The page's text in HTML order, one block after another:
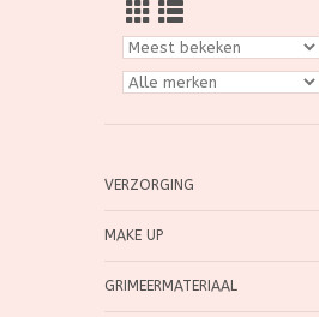
VERZORGING
MAKE UP
GRIMEERMATERIAAL